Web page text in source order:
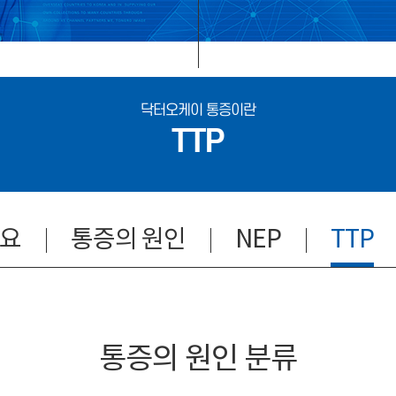
닥터오케이 통증이란
TTP
통증의 원인 NEP TTP
통증의 원인 분류